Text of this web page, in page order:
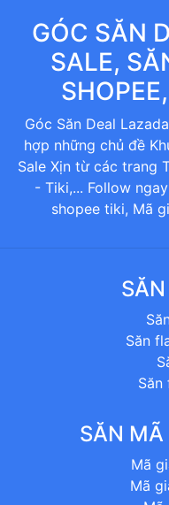
GÓC SĂN
SALE,
Góc Săn Deal
hợp những chủ đề
Sale Xịn từ các trang
- Tiki,... Follow
shopee tiki, Mã
Săn
Săn
SĂN MÃ
Mã
Mã